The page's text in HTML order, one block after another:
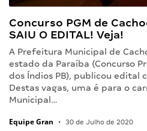
Concurso PGM de
SAIU O EDITAL! Veja!
A Prefeitura Municipal de
estado da Paraíba (Concurso
dos Índios PB), publicou edital
Destas vagas, uma é para o
Municipal…
Equipe Gran • 30 de Julho de 2020